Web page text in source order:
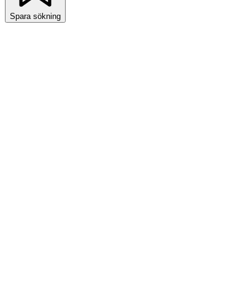
Spara sökning